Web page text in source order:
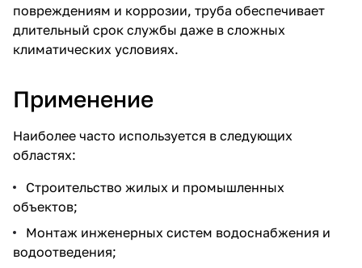
повреждениям и коррозии, труба обеспечивает
длительный срок службы даже в сложных
климатических условиях.
Применение
Наиболее часто используется в следующих
областях:
Строительство жилых и промышленных
объектов;
Монтаж инженерных систем водоснабжения и
водоотведения;